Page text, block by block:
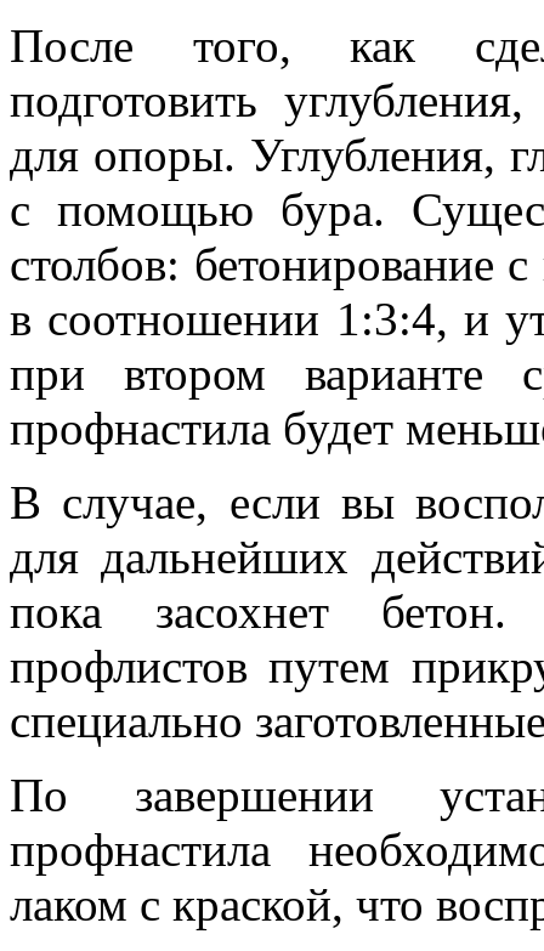
После того, как
подготовить
для опоры. Углубления,
с помощью бура.
столбов: бетонирование
в соотношении 1:3:4, и
при втором варианте
профнастила будет
В случае, если вы
для дальнейших
пока засохнет
профлистов путем
специально
По завершении
профнастила
лаком с краской, что